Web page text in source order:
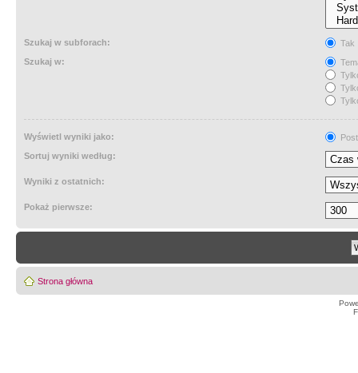
Szukaj w subforach:
Tak
Szukaj w:
Wyświetl wyniki jako:
Sortuj wyniki według:
Wyniki z ostatnich:
Pokaż pierwsze:
Strona główna